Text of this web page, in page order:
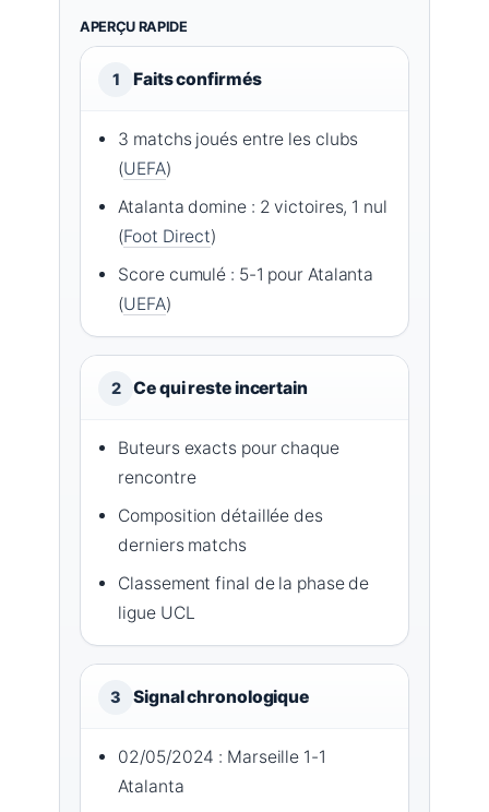
APERÇU RAPIDE
1 Faits confirmés
3 matchs joués entre les clubs
(UEFA)
Atalanta domine : 2 victoires, 1 nul
(Foot Direct)
Score cumulé : 5-1 pour Atalanta
(UEFA)
2 Ce qui reste incertain
Buteurs exacts pour chaque
rencontre
Composition détaillée des
derniers matchs
Classement final de la phase de
ligue UCL
3 Signal chronologique
02/05/2024 : Marseille 1-1
Atalanta